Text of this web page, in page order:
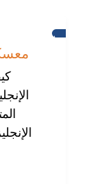
برايتون